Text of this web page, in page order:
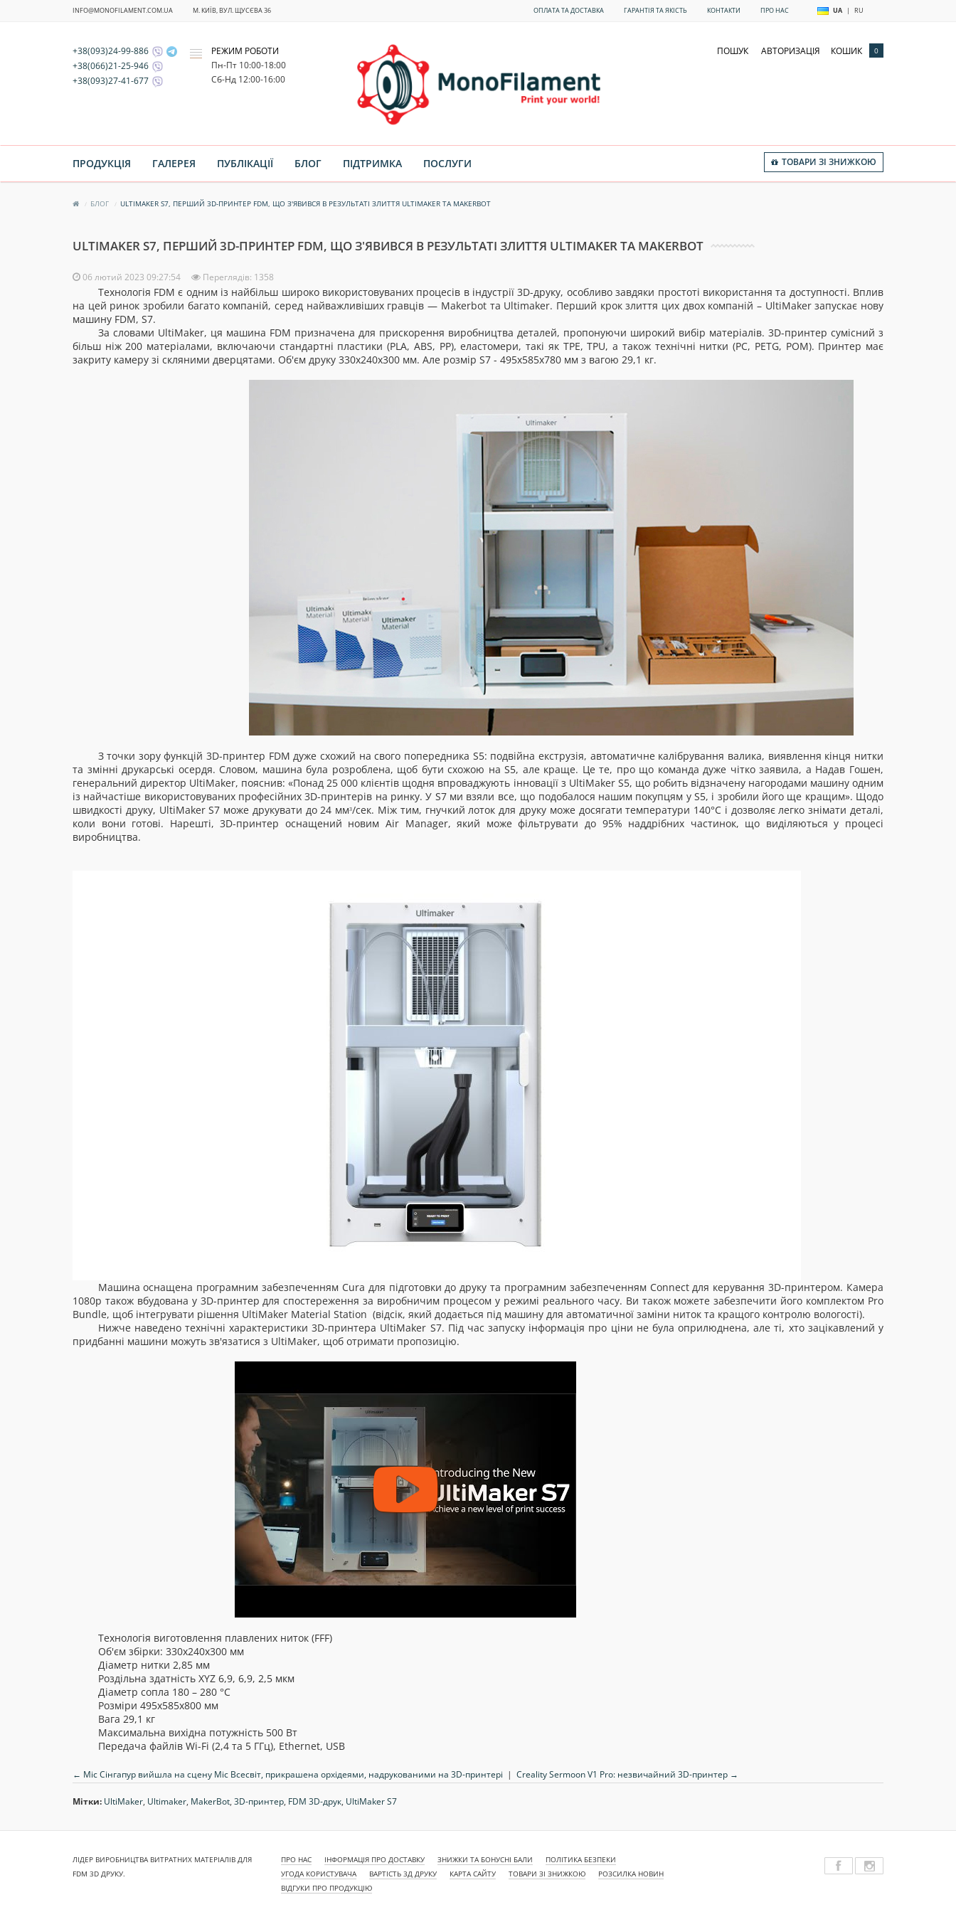
INFO@MONOFILAMENT.COM.UA М. КИЇВ, ВУЛ. ЩУСЄВА 36 ОПЛАТА ТА ДОСТАВКА ГАРАНТІЯ ТА ЯКІСТЬ КОНТАКТИ ПРО НАС UA | RU
+38(093)24-99-886
+38(066)21-25-946
+38(093)27-41-677
РЕЖИМ РОБОТИ
Пн-Пт 10:00-18:00
Cб-Нд 12:00-16:00
ПОШУК АВТОРИЗАЦІЯ КОШИК 0
ПРОДУКЦІЯ ГАЛЕРЕЯ ПУБЛІКАЦІЇ БЛОГ ПІДТРИМКА ПОСЛУГИ ТОВАРИ ЗІ ЗНИЖКОЮ
БЛОГ ULTIMAKER S7, ПЕРШИЙ 3D-ПРИНТЕР FDM, ЩО З'ЯВИВСЯ В РЕЗУЛЬТАТІ ЗЛИТТЯ ULTIMAKER ТА MAKERBOT
ULTIMAKER S7, ПЕРШИЙ 3D-ПРИНТЕР FDM, ЩО З'ЯВИВСЯ В РЕЗУЛЬТАТІ ЗЛИТТЯ ULTIMAKER ТА MAKERBOT
06 лютий 2023 09:27:54 Переглядів: 1358
Технологія FDM є одним із найбільш широко використовуваних процесів в індустрії 3D-друку, особливо завдяки простоті використання та доступності. Вплив
на цей ринок зробили багато компаній, серед найважливіших гравців — Makerbot та Ultimaker. Перший крок злиття цих двох компаній – UltiMaker запускає нову
машину FDM, S7.
За словами UltiMaker, ця машина FDM призначена для прискорення виробництва деталей, пропонуючи широкий вибір матеріалів. 3D-принтер сумісний з
більш ніж 200 матеріалами, включаючи стандартні пластики (PLA, ABS, PP), еластомери, такі як TPE, TPU, а також технічні нитки (PC, PETG, POM). Принтер має
закриту камеру зі скляними дверцятами. Об'єм друку 330х240х300 мм. Але розмір S7 - 495х585х780 мм з вагою 29,1 кг.
З точки зору функцій 3D-принтер FDM дуже схожий на свого попередника S5: подвійна екструзія, автоматичне калібрування валика, виявлення кінця нитки
та змінні друкарські осердя. Словом, машина була розроблена, щоб бути схожою на S5, але краще. Це те, про що команда дуже чітко заявила, а Надав Гошен,
генеральний директор UltiMaker, пояснив: «Понад 25 000 клієнтів щодня впроваджують інновації з UltiMaker S5, що робить відзначену нагородами машину одним
із найчастіше використовуваних професійних 3D-принтерів на ринку. У S7 ми взяли все, що подобалося нашим покупцям у S5, і зробили його ще кращим». Щодо
швидкості друку, UltiMaker S7 може друкувати до 24 мм3/сек. Між тим, гнучкий лоток для друку може досягати температури 140°C і дозволяє легко знімати деталі,
коли вони готові. Нарешті, 3D-принтер оснащений новим Air Manager, який може фільтрувати до 95% наддрібних частинок, що виділяються у процесі
виробництва.
Машина оснащена програмним забезпеченням Cura для підготовки до друку та програмним забезпеченням Connect для керування 3D-принтером. Камера
1080p також вбудована у 3D-принтер для спостереження за виробничим процесом у режимі реального часу. Ви також можете забезпечити його комплектом Pro
Bundle, щоб інтегрувати рішення UltiMaker Material Station (відсік, який додається під машину для автоматичної заміни ниток та кращого контролю вологості).
Нижче наведено технічні характеристики 3D-принтера UltiMaker S7. Під час запуску інформація про ціни не була оприлюднена, але ті, хто зацікавлений у
придбанні машини можуть зв'язатися з UltiMaker, щоб отримати пропозицію.
Технологія виготовлення плавлених ниток (FFF)
Об'єм збірки: 330х240х300 мм
Діаметр нитки 2,85 мм
Роздільна здатність XYZ 6,9, 6,9, 2,5 мкм
Діаметр сопла 180 – 280 °C
Розміри 495х585х800 мм
Вага 29,1 кг
Максимальна вихідна потужність 500 Вт
Передача файлів Wi-Fi (2,4 та 5 ГГц), Ethernet, USB
← Міс Сінгапур вийшла на сцену Міс Всесвіт, прикрашена орхідеями, надрукованими на 3D-принтері | Creality Sermoon V1 Pro: незвичайний 3D-принтер →
Мітки: UltiMaker, Ultimaker, MakerBot, 3D-принтер, FDM 3D-друк, UltiMaker S7
ЛІДЕР ВИРОБНИЦТВА ВИТРАТНИХ МАТЕРІАЛІВ ДЛЯ
FDM 3D ДРУКУ.
ПРО НАС ІНФОРМАЦІЯ ПРО ДОСТАВКУ ЗНИЖКИ ТА БОНУСНІ БАЛИ
ПОЛІТИКА БЕЗПЕКИ
УГОДА КОРИСТУВАЧА
ВАРТІСТЬ 3Д ДРУКУ КАРТА САЙТУ ТОВАРИ ЗІ ЗНИЖКОЮ
РОЗСИЛКА НОВИН
ВІДГУКИ ПРО ПРОДУКЦІЮ